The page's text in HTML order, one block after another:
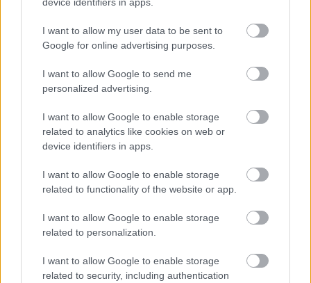
I want to allow my user data to be sent to
Google for online advertising purposes.
I want to allow Google to send me
personalized advertising.
I want to allow Google to enable storage
related to analytics like cookies on web or
device identifiers in apps.
I want to allow Google to enable storage
related to functionality of the website or app.
I want to allow Google to enable storage
related to personalization.
I want to allow Google to enable storage
related to security, including authentication
Így látjuk magunkat, így fogjuk
egymás kezét, és valami szép
helyen ülünk.
Igaz, arra, hogy pontosan hol ülnek majd együtt,
még nem tudják a választ, de
majd költözni.„Ez már nagyon régóta a fejünkben
van, hogy próbálunk találni valami olyan helyet, ahol
nem kell télen fázni. (...) Mi el szoktunk menni egy-egy
ilyen desztinációra, és megvizsgáljuk, hogy ha oda
költöznénk, akkor ott el tudnánk-e képzelni az
életünket.”